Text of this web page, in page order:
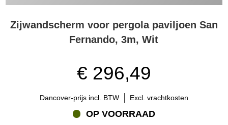
Zijwandscherm voor pergola paviljoen San
Fernando, 3m, Wit
€ 296,49
Dancover-prijs incl. BTW Excl. vrachtkosten
OP VOORRAAD